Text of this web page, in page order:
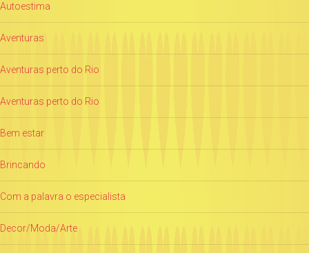
Autoestima
Aventuras
Aventuras perto do Rio
Aventuras perto do Rio
Bem estar
Brincando
Com a palavra o especialista
Decor/Moda/Arte